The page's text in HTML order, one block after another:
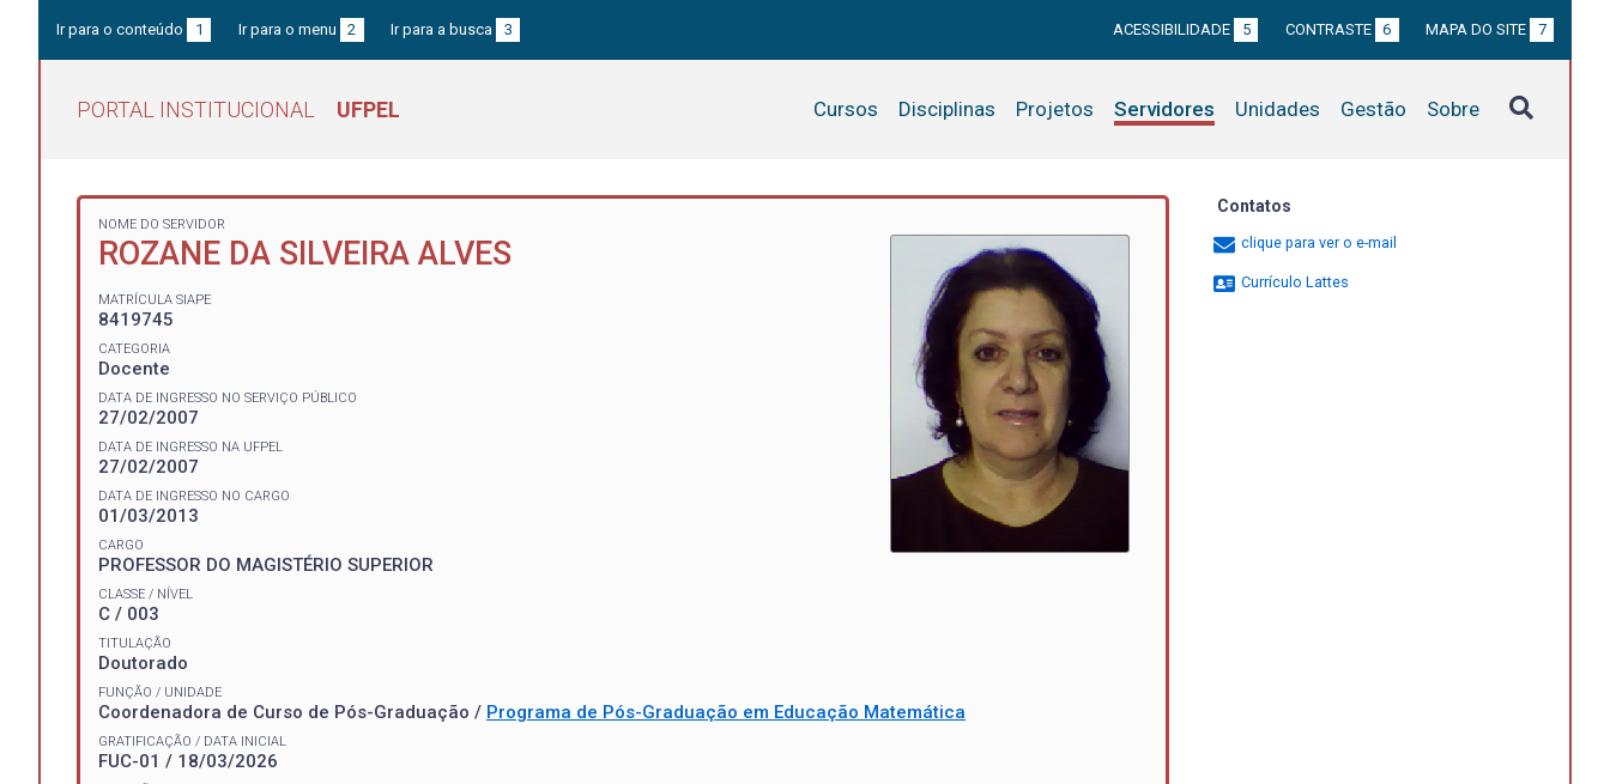
Ir para o conteúdo 1 Ir para o menu 2 Ir para a busca 3 ACESSIBILIDADE 5 CONTRASTE 6 MAPA DO SITE 7
PORTAL INSTITUCIONAL UFPEL Cursos Disciplinas Projetos Servidores Unidades Gestão Sobre
NOME DO SERVIDOR
ROZANE DA SILVEIRA ALVES
MATRÍCULA SIAPE
8419745
CATEGORIA
Docente
DATA DE INGRESSO NO SERVIÇO PÚBLICO
27/02/2007
DATA DE INGRESSO NA UFPEL
27/02/2007
DATA DE INGRESSO NO CARGO
01/03/2013
CARGO
PROFESSOR DO MAGISTÉRIO SUPERIOR
CLASSE / NÍVEL
C / 003
TITULAÇÃO
Doutorado
FUNÇÃO / UNIDADE
Coordenadora de Curso de Pós-Graduação / Programa de Pós-Graduação em Educação Matemática
GRATIFICAÇÃO / DATA INICIAL
FUC-01 / 18/03/2026
Contatos
clique para ver o e-mail
Currículo Lattes